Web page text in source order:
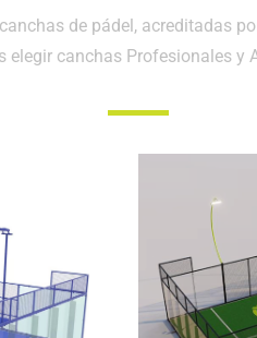
de pádel, acreditadas
elegir canchas Profesionales y